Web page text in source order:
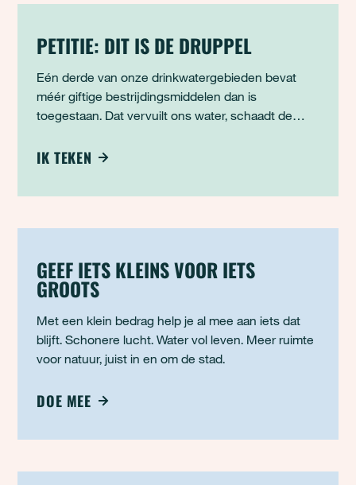
PETITIE: DIT IS DE DRUPPEL
Eén derde van onze drinkwatergebieden bevat
méér giftige bestrijdingsmiddelen dan is
toegestaan. Dat vervuilt ons water, schaadt de
schoon drinkwater een basisbehoefte is voor jou,
IK TEKEN
GEEF IETS KLEINS VOOR IETS
GROOTS
Met een klein bedrag help je al mee aan iets dat
blijft. Schonere lucht. Water vol leven. Meer ruimte
voor natuur, juist in en om de stad.
DOE MEE